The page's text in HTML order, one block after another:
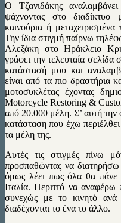
O Tζανιδάκης
ψάχνοντας στο
καινούρια ή
Την ίδια στιγμή παίρνω
Αλεξάκη στο Ηράκλειο
γράφει την τελευταία
κατάστασή μου και
είναι από τα πιο δραστήρια
μοτοσυκλέτας έχοντας
Motorcycle Restoring &
από 20.000 μέλη. Σ’ αυτή την
κατάσταση που έχω
τα μέλη της.
Αυτές τις στιγμές πίνω
προσπαθώντας να
όμως λέει πως όλα θα πάνε
Ιταλία. Περιττό να
συνεχώς με το κινητό ανά
διαδέχονται το ένα το άλλο.